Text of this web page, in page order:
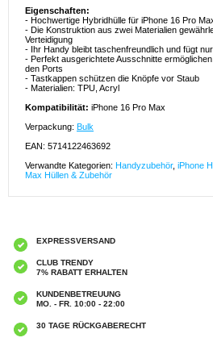
Eigenschaften:
- Hochwertige Hybridhülle für iPhone 16 Pro
- Die Konstruktion aus zwei Materialien
Verteidigung
- Ihr Handy bleibt taschenfreundlich und fügt
- Perfekt ausgerichtete Ausschnitte
den Ports
- Tastkappen schützen die Knöpfe vor Staub
- Materialien: TPU, Acryl
Kompatibilität: iPhone 16 Pro Max
Verpackung: Bulk
EAN: 5714122463692
Verwandte Kategorien: Handyzubehör, iPhone
Max Hüllen & Zubehör
EXPRESSVERSAND
CLUB TRENDY
7% RABATT ERHALTEN
KUNDENBETREUUNG
MO. - FR. 10:00 - 22:00
30 TAGE RÜCKGABERECHT